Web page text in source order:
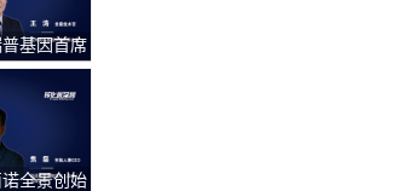
基因首席
BT+AI双
进AI技术
临床落地
全景创始